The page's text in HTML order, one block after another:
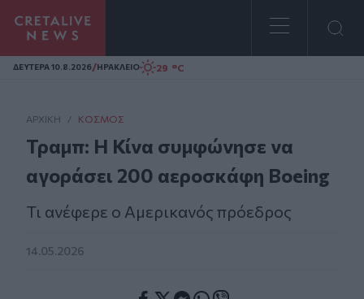
Homepage
ΔΕΥΤΕΡΑ 10.8.2026/ΗΡΑΚΛΕΙΟ 29 °C
ΑΡΧΙΚΗ / ΚΌΣΜΟΣ
Τραμπ: Η Κίνα συμφώνησε να
αγοράσει 200 αεροσκάφη Boeing
Τι ανέφερε ο Αμερικανός πρόεδρος
14.05.2026